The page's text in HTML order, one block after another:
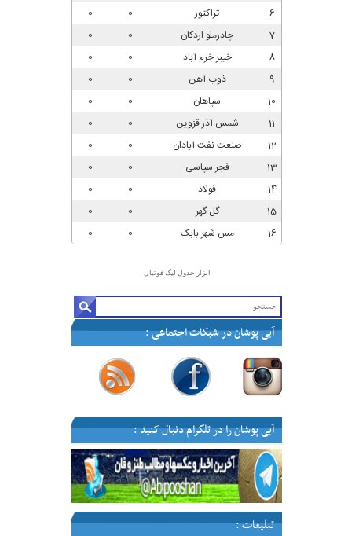
ابزار جدول لیگ فوتبال
آبی پوشان در شبکات اجتماعی :
آبی پوشان را در تلگرام دنبال کنید :
تبلیغات :